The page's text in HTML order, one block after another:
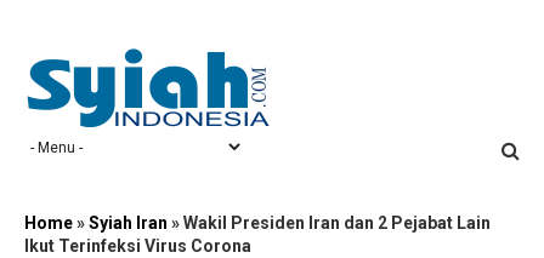
Home»Syiah Iran »Wakil Presiden Iran dan 2 Pejabat Lain
Ikut Terinfeksi Virus Corona